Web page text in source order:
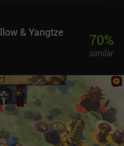
otras cartas.Lo que
de un personaje "héroe".
inicial y posee habilidades
nuestro objetivo es reunir
héroe, teniendo en cuenta
de nuestro oponente.El
y cooperativas
contra oponentes de la IA y
& Yangtze 70%
similar